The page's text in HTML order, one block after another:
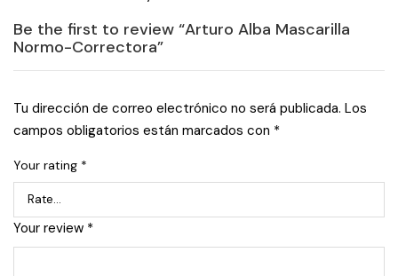
Be the first to review “Arturo Alba Mascarilla
Normo-Correctora”
Tu dirección de correo electrónico no será publicada. Los
campos obligatorios están marcados con *
Your rating *
Your review *